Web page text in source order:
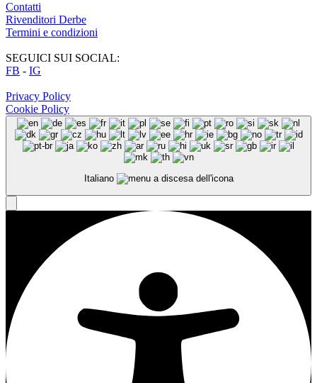
Contatti
Rivenditori Derbe
Termini e condizioni
SEGUICI SUI SOCIAL:
FB - IG
Privacy Policy
Cookie Policy
Italiano